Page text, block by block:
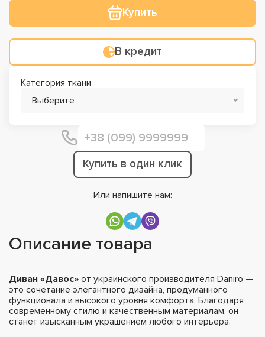
Купить
В кредит
Категория ткани
Выберите
Купить в один клик
Или напишите нам:
Описание товара
Диван «Давос» от украинского производителя Daniro —
это сочетание элегантного дизайна, продуманного
функционала и высокого уровня комфорта. Благодаря
современному стилю и качественным материалам, он
станет изысканным украшением любого интерьера.